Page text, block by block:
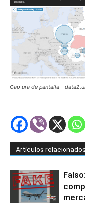
Captura de pantalla –
Artículos relacionados